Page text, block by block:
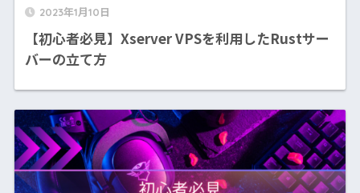
2023年1月10日
【初心者必見】Xserver VPSを利用したRustサー
バーの立て方